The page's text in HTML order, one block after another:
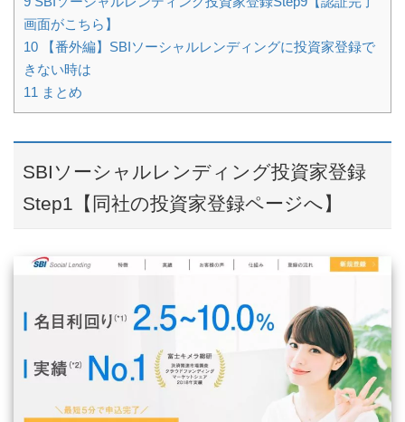
画面がこちら】
10 【番外編】SBIソーシャルレンディングに投資家登録で
きない時は
11 まとめ
SBIソーシャルレンディング投資家登録
Step1【同社の投資家登録ページへ】